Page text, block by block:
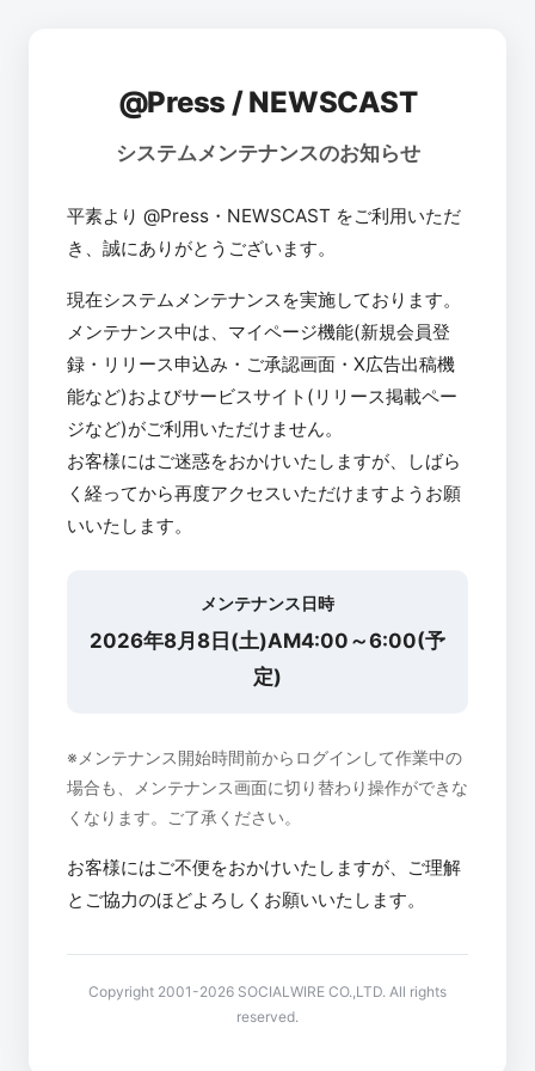
@Press / NEWSCAST
システムメンテナンスのお知らせ
平素より @Press・NEWSCAST をご利用いただ
き、誠にありがとうございます。
現在システムメンテナンスを実施しております。
メンテナンス中は、マイページ機能(新規会員登
録・リリース申込み・ご承認画面・X広告出稿機
能など)およびサービスサイト(リリース掲載ペー
ジなど)がご利用いただけません。
お客様にはご迷惑をおかけいたしますが、しばら
く経ってから再度アクセスいただけますようお願
いいたします。
メンテナンス日時
2026年8月8日(土)AM4:00～6:00(予
定)
※メンテナンス開始時間前からログインして作業中の
場合も、メンテナンス画面に切り替わり操作ができな
くなります。ご了承ください。
お客様にはご不便をおかけいたしますが、ご理解
とご協力のほどよろしくお願いいたします。
Copyright 2001-2026 SOCIALWIRE CO.,LTD. All rights
reserved.